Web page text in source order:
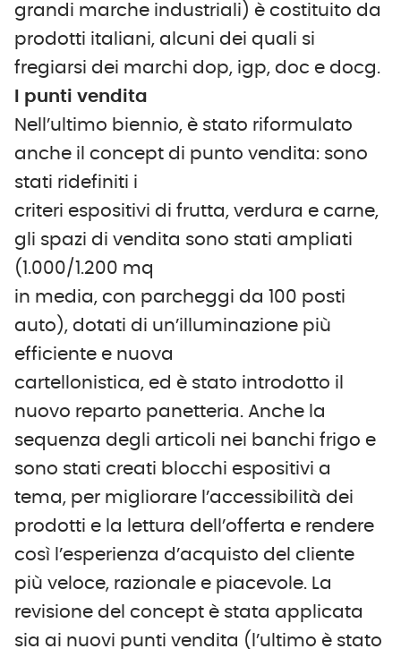
grandi marche industriali) è costituito da
prodotti italiani, alcuni dei quali si
fregiarsi dei marchi dop, igp, doc e docg.
I punti vendita
Nell’ultimo biennio, è stato riformulato
anche il concept di punto vendita: sono
stati ridefiniti i
criteri espositivi di frutta, verdura e carne,
gli spazi di vendita sono stati ampliati
(1.000/1.200 mq
in media, con parcheggi da 100 posti
auto), dotati di un’illuminazione più
efficiente e nuova
cartellonistica, ed è stato introdotto il
nuovo reparto panetteria. Anche la
sequenza degli articoli nei banchi frigo e
sono stati creati blocchi espositivi a
tema, per migliorare l’accessibilità dei
prodotti e la lettura dell’offerta e rendere
così l’esperienza d’acquisto del cliente
più veloce, razionale e piacevole. La
revisione del concept è stata applicata
sia ai nuovi punti vendita (l’ultimo è stato